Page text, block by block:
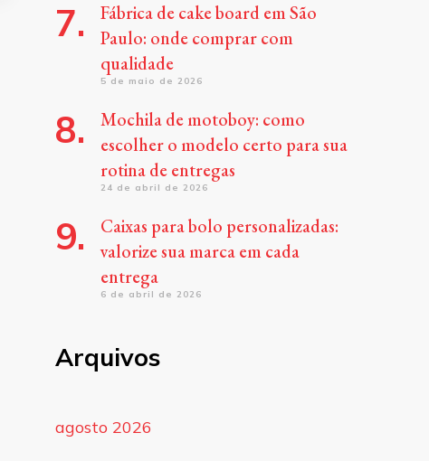
Fábrica de cake board em São
Paulo: onde comprar com
qualidade
5 de maio de 2026
Mochila de motoboy: como
escolher o modelo certo para sua
rotina de entregas
24 de abril de 2026
Caixas para bolo personalizadas:
valorize sua marca em cada
entrega
6 de abril de 2026
Arquivos
agosto 2026